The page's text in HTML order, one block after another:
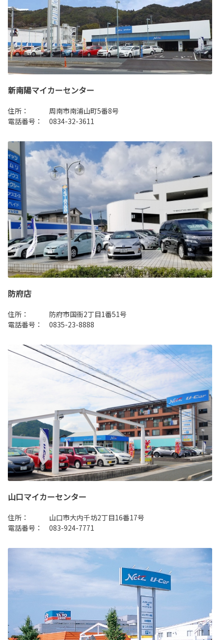
新南陽マイカーセンター
住所： 周南市南浦山町5番8号
電話番号： 0834-32-3611
防府店
住所： 防府市国衙2丁目1番51号
電話番号： 0835-23-8888
山口マイカーセンター
住所： 山口市大内千坊2丁目16番17号
電話番号： 083-924-7771